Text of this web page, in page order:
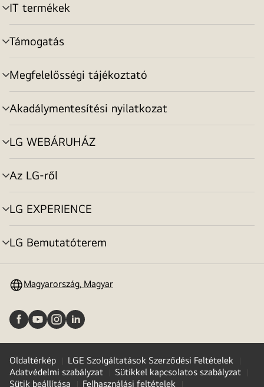
IT termékek
menu
toggle
Támogatás
menu
toggle
Megfelelősségi tájékoztató
menu
toggle
Akadálymentesítési nyilatkozat
menu
toggle
LG WEBÁRUHÁZ
menu
toggle
Az LG-ről
menu
toggle
LG EXPERIENCE
menu
toggle
LG Bemutatóterem
menu
Magyarország, Magyar
Oldaltérkép
LGE Szolgáltatások Szerződési Feltételek
Adatvédelmi szabályzat
Sütikkel kapcsolatos szabályzat
Sütik beállítása
Felhasználási feltételek